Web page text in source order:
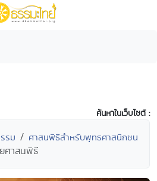
ค้นหาในเว็บไซต์ :
รม ศาสนพิธีสำหรับพุทธศาสนิกชน
ศาสนพิธี